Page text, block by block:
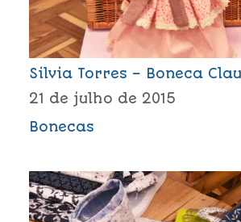
Silvia Torres – Boneca
21 de julho de 2015
Bonecas